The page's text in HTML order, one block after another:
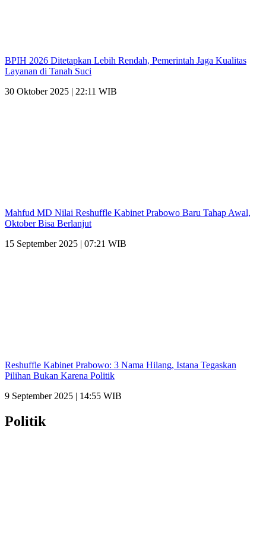
BPIH 2026 Ditetapkan Lebih Rendah, Pemerintah Jaga Kualitas
Layanan di Tanah Suci
30 Oktober 2025 | 22:11 WIB
Mahfud MD Nilai Reshuffle Kabinet Prabowo Baru Tahap Awal,
Oktober Bisa Berlanjut
15 September 2025 | 07:21 WIB
Reshuffle Kabinet Prabowo: 3 Nama Hilang, Istana Tegaskan
Pilihan Bukan Karena Politik
9 September 2025 | 14:55 WIB
Politik